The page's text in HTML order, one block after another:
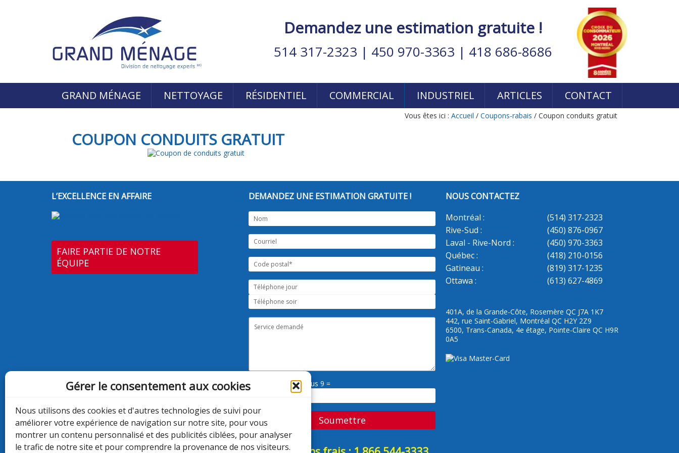
Gérer le consentement aux cookies
Nous utilisons des cookies et d'autres technologies de suivi pour
améliorer votre expérience de navigation sur notre site, pour vous
montrer un contenu personnalisé et des publicités ciblées, pour analyser
le trafic de notre site et pour comprendre la provenance de nos visiteurs.
Demandez une estimation gratuite !
514 317-2323 | 450 970-3363 | 418 686-8686
GRAND MÉNAGE NETTOYAGE RÉSIDENTIEL COMMERCIAL INDUSTRIEL ARTICLES CONTACT
Vous êtes ici : Accueil / Coupons-rabais / Coupon conduits gratuit
COUPON CONDUITS GRATUIT
L’EXCELLENCE EN AFFAIRE
FAIRE PARTIE DE NOTRE
ÉQUIPE
DEMANDEZ UNE ESTIMATION GRATUITE !
Répondre svp : 6 plus 9 =
NOUS CONTACTEZ
Montréal :
(514) 317-2323
Rive-Sud :
(450) 876-0967
Laval - Rive-Nord :
(450) 970-3363
Québec :
(418) 210-0156
Gatineau :
(819) 317-1235
Ottawa :
(613) 627-4869
401A, de la Grande-Côte, Rosemère QC J7A 1K7
442, rue Saint-Gabriel, Montréal QC H2Y 2Z9
6500, Trans-Canada, 4e étage, Pointe-Claire QC H9R
0A5